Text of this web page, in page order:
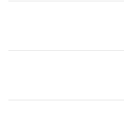
التي ارتبطت